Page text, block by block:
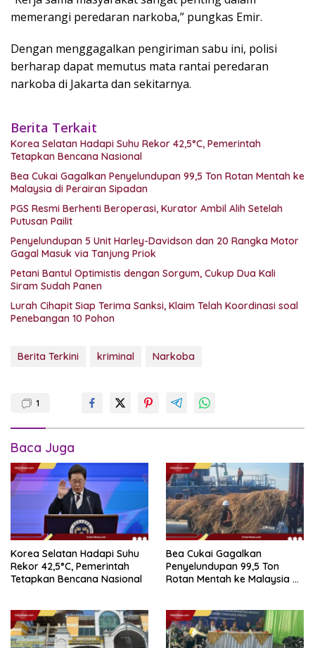
memerangi peredaran narkoba,” pungkas Emir.
Dengan menggagalkan pengiriman sabu ini, polisi
berharap dapat memutus mata rantai peredaran
narkoba di Jakarta dan sekitarnya.
Berita Terkait
Korea Selatan Hadapi Suhu Rekor 42,5°C, Pemerintah
Tetapkan Bencana Nasional
Bea Cukai Gagalkan Penyelundupan 99,5 Ton Rotan Mentah ke
Malaysia di Perairan Sipadan
PGS Resmi Berhenti Beroperasi, Kurator Ambil Alih Setelah
Putusan Pailit
Penyelundupan 5 Unit Harley-Davidson dan 20 Rangka Motor
Gagal Masuk via Tanjung Priok
Petani Bantul Optimistis dengan Sorgum, Cukup Dua Kali
Siram Sudah Panen
Lurah Cihapit Siap Terima Sanksi, Klaim Telah Koordinasi soal
Penebangan 10 Pohon
Berita Terkini kriminal Narkoba
1
Baca Juga
Korea Selatan Hadapi Suhu
Rekor 42,5°C, Pemerintah
Tetapkan Bencana Nasional
Bea Cukai Gagalkan
Penyelundupan 99,5 Ton
Rotan Mentah ke Malaysia di